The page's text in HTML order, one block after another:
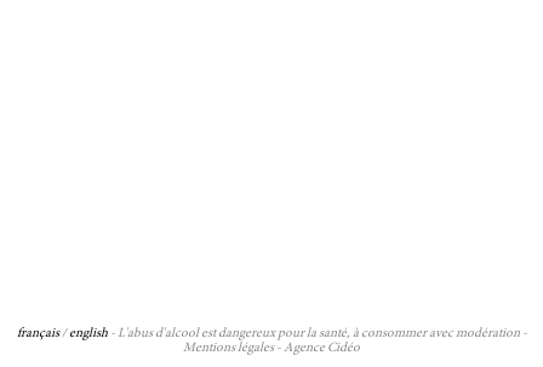
français/english- L'abus d'alcool est dangereux pour la santé, à consommer avec modération -
Mentions légales-Agence Cidéo